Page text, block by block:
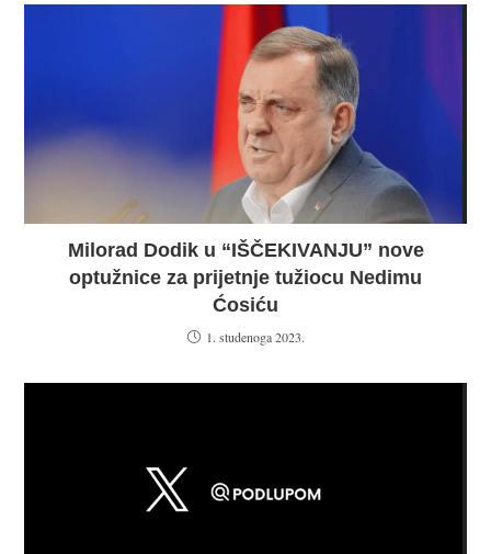
Milorad Dodik u “IŠČEKIVANJU” nove
optužnice za prijetnje tužiocu Nedimu
Ćosiću
1. studenoga 2023.